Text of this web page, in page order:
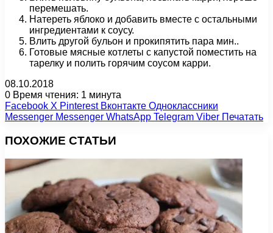
перемешать.
Натереть яблоко и добавить вместе с остальными
ингредиентами к соусу.
Влить другой бульон и прокипятить пара мин..
Готовые мясные котлеты с капустой поместить на
тарелку и полить горячим соусом карри.
08.10.2018
0 Время чтения: 1 минута
Facebook X Pinterest Вконтакте Одноклассники
Messenger Messenger WhatsApp Telegram Viber Печатать
ПОХОЖИЕ СТАТЬИ